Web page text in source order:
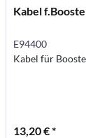
Kabel
E94400
Kabel für
13,20 € *